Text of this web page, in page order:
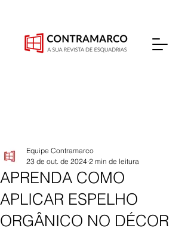
APRENDA COMO
APLICAR ESPELHO
ORGÂNICO NO DÉCOR
Equipe Contramarco
23 de out. de 2024 2 min de leitura